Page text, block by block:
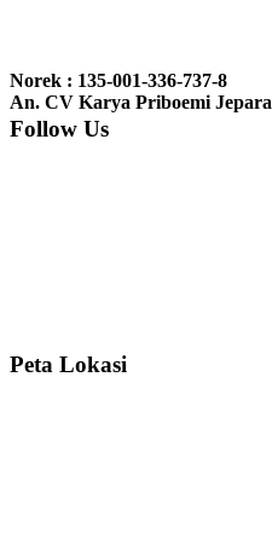
nyesel deh beli geby...
Norek : 135-001-336-737-8
An. CV Karya Priboemi Jepara
Follow Us
Peta Lokasi